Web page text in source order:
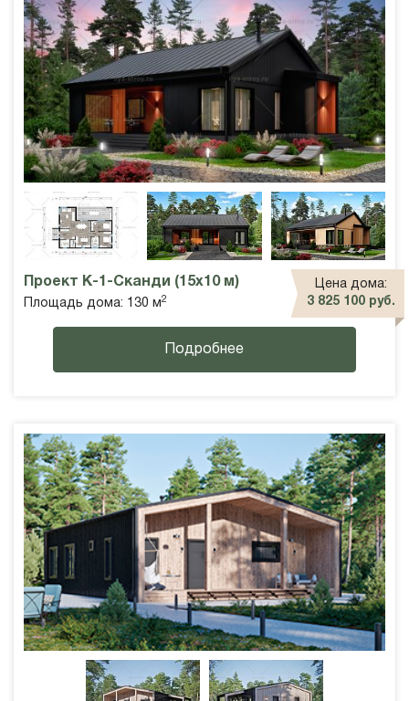
Проект К-1-Сканди (15х10 м)
Площадь дома: 130 м 2
Цена дома:
3 825 100 руб.
Подробнее